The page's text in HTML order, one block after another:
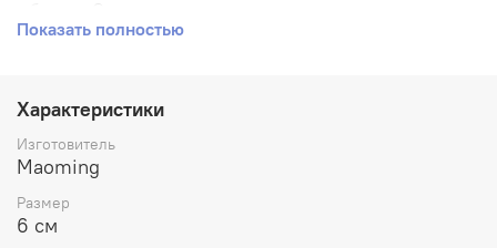
высоким качеством.
Показать полностью
Характеристики
Изготовитель
Maoming
Размер
6 см